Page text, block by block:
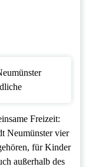
Freizeit:
Neumünster vier
für Kinder
außerhalb des